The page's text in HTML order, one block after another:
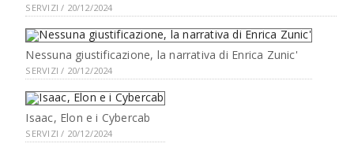
SERVIZI / 20/12/2024
Nessuna giustificazione, la narrativa di Enrica Zunic'
SERVIZI / 20/12/2024
Isaac, Elon e i Cybercab
SERVIZI / 20/12/2024